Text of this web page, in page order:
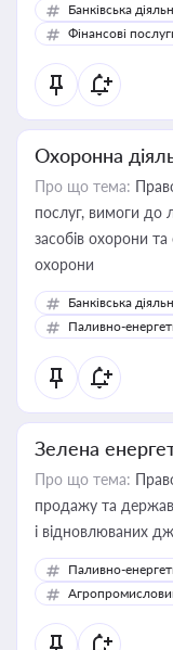
Банківська
Фінансові
Охоронна
Про що тема:
послуг, вимоги до
засобів охорони та
охорони
Банківська
Паливно-
Зелена
Про що тема:
продажу та
і відновлюваних
Паливно-